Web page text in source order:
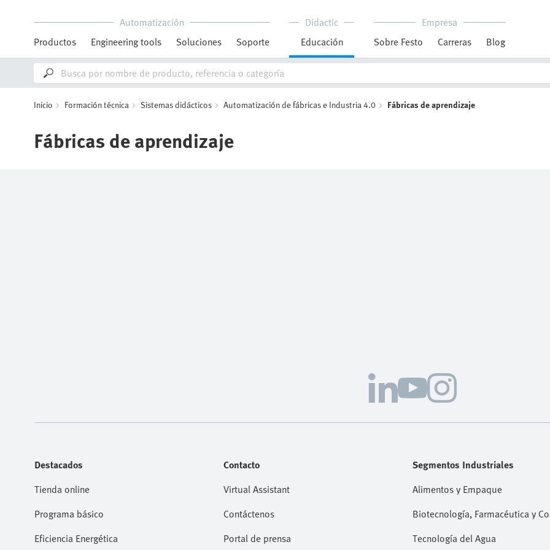
Automatización
Productos
Engineering tools Soluciones Soporte
Didactic
Educación
Empresa
Sobre Festo
Carreras Blog
Inicio Formación técnica Sistemas didácticos Automatización de fábricas e Industria 4.0 Fábricas de aprendizaje
Fábricas de aprendizaje
Destacados
Tienda online
Programa básico
Eficiencia Energética
Contacto
Virtual Assistant
Contáctenos
Portal de prensa
Segmentos Industriales
Alimentos y Empaque
Biotecnología, Farmacéutica y
Tecnología del Agua